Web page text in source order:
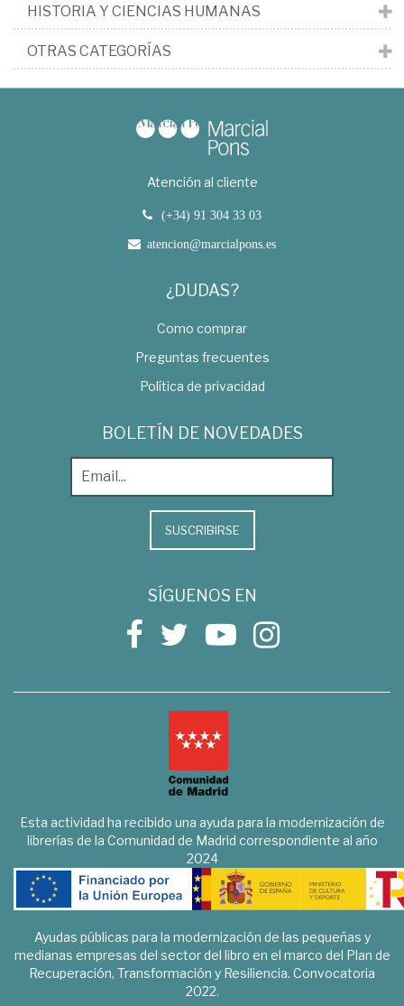
HISTORIA Y CIENCIAS HUMANAS
OTRAS CATEGORÍAS
Atención al cliente
(+34) 91 304 33 03
atencion@marcialpons.es
¿DUDAS?
Como comprar
Preguntas frecuentes
Política de privacidad
BOLETÍN DE NOVEDADES
SUSCRIBIRSE
SÍGUENOS EN
Esta actividad ha recibido una ayuda para la modernización de
librerías de la Comunidad de Madrid correspondiente al año
2024
Ayudas públicas para la modernización de las pequeñas y
medianas empresas del sector del libro en el marco del Plan de
Recuperación, Transformación y Resiliencia. Convocatoria
2022.